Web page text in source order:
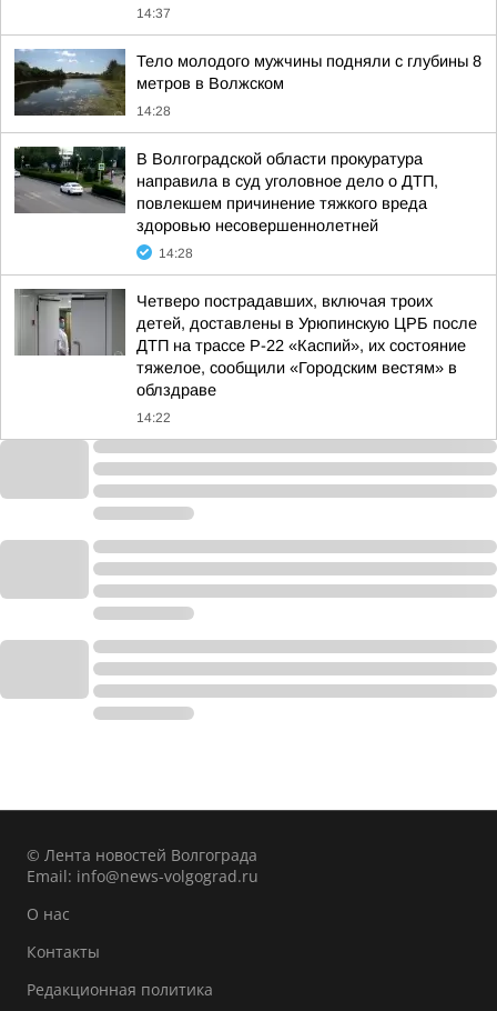
14:37
Тело молодого мужчины подняли с глубины 8
метров в Волжском
14:28
В Волгоградской области прокуратура
направила в суд уголовное дело о ДТП,
повлекшем причинение тяжкого вреда
здоровью несовершеннолетней
14:28
Четверо пострадавших, включая троих
детей, доставлены в Урюпинскую ЦРБ после
ДТП на трассе Р-22 «Каспий», их состояние
тяжелое, сообщили «Городским вестям» в
облздраве
14:22
© Лента новостей Волгограда
Email: info@news-volgograd.ru
О нас
Контакты
Редакционная политика